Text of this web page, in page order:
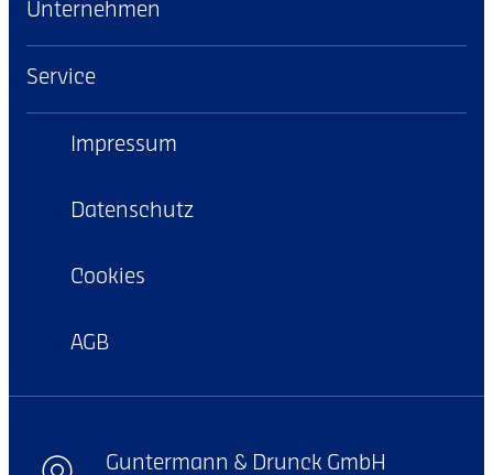
Unternehmen
Service
Impressum
Datenschutz
Cookies
AGB
Guntermann & Drunck GmbH